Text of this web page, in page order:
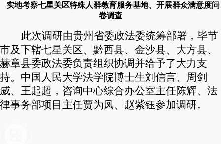
实地考察七星关区特殊人群教育服务基地、开展群众满意度问
卷调查
此次调研由贵州省委政法委统筹部署，毕节
市及下辖七星关区、黔西县、金沙县、大方县、
赫章县委政法委负责组织协调并给予了大力支
持。中国人民大学法学院博士生刘信言、周剑
威、王起超，咨询中心综合办公室主任陈辉、法
律事务部项目主任贾为凤、赵紫钰参加调研。